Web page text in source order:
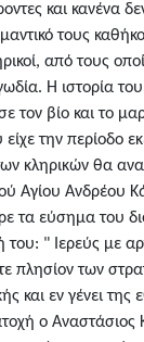
και κανένα
τους
από τους
Η ιστορία
βίο και το
την περίοδο
κληρικών θα
Αγίου Ανδρέου
τα εύσημα του
" Ιερεύς με
πλησίον των
και εν γένει
ο Αναστάσιος